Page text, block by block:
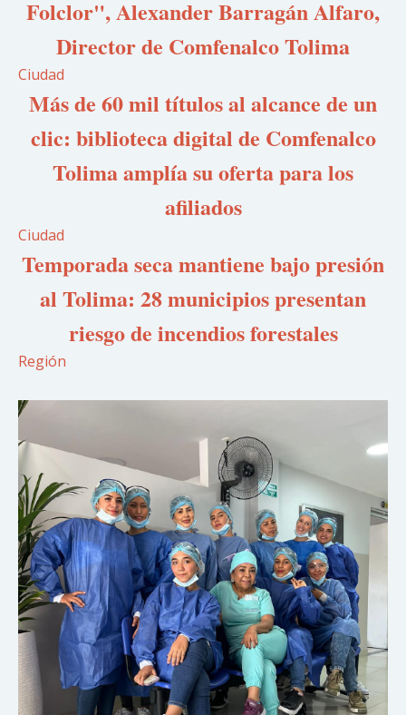
Folclor", Alexander Barragán Alfaro,
Director de Comfenalco Tolima
Ciudad
Más de 60 mil títulos al alcance de un
clic: biblioteca digital de Comfenalco
Tolima amplía su oferta para los
afiliados
Ciudad
Temporada seca mantiene bajo presión
al Tolima: 28 municipios presentan
riesgo de incendios forestales
Región